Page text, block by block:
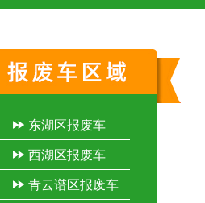
东湖区报废车
西湖区报废车
青云谱区报废车